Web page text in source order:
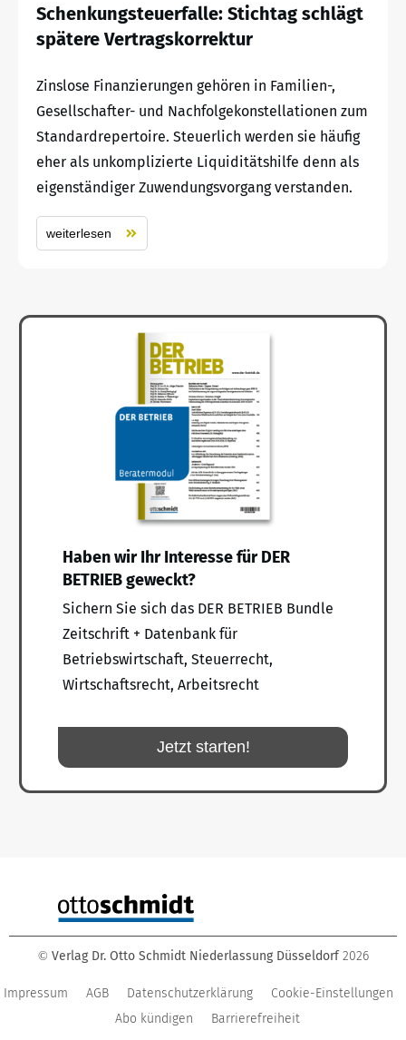
Schenkungsteuerfalle: Stichtag schlägt
spätere Vertragskorrektur
Zinslose Finanzierungen gehören in Familien-,
Gesellschafter- und Nachfolgekonstellationen zum
Standardrepertoire. Steuerlich werden sie häufig
eher als unkomplizierte Liquiditätshilfe denn als
eigenständiger Zuwendungsvorgang verstanden.
weiterlesen
Haben wir Ihr Interesse für DER
BETRIEB geweckt?
Sichern Sie sich das DER BETRIEB Bundle
Zeitschrift + Datenbank für
Betriebswirtschaft, Steuerrecht,
Wirtschaftsrecht, Arbeitsrecht
Jetzt starten!
© Verlag Dr. Otto Schmidt Niederlassung Düsseldorf 2026
Impressum AGB Datenschutzerklärung
Cookie-Einstellungen
Abo kündigen
Barrierefreiheit